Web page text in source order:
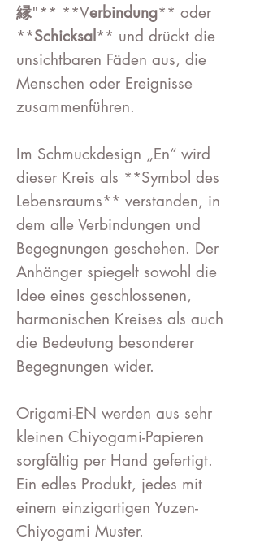
縁"** **Verbindung** oder
**Schicksal ** und drückt die
unsichtbaren Fäden aus, die
Menschen oder Ereignisse
zusammenführen.
Im Schmuckdesign „En“ wird
dieser Kreis als **Symbol des
Lebensraums** verstanden, in
dem alle Verbindungen und
Begegnungen geschehen. Der
Anhänger spiegelt sowohl die
Idee eines geschlossenen,
harmonischen Kreises als auch
die Bedeutung besonderer
Begegnungen wider.
Origami-EN werden aus sehr
kleinen Chiyogami-Papieren
sorgfältig per Hand gefertigt.
Ein edles Produkt, jedes mit
einem einzigartigen Yuzen-
Chiyogami Muster.